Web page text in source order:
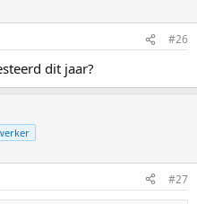
#26
dit jaar?
#27